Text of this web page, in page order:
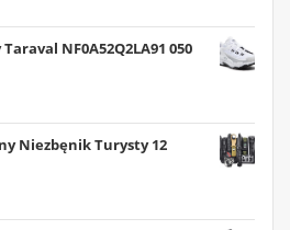
NF0A52Q2LA91 050
Niezbęnik Turysty 12